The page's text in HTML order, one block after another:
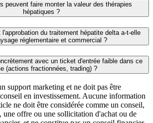
peuvent faire monter la valeur des thérapies
hépatiques ?
du traitement hépatite delta a-t-elle
réglementaire et commercial ?
avec un ticket d'entrée faible dans ce
(actions fractionnées, trading) ?
support marketing et ne doit pas être
en investissement. Aucune information
ne doit être considérée comme un conseil,
une offre ou une sollicitation d'achat ou de